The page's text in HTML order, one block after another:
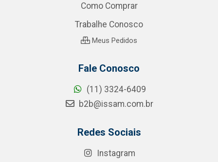
Como Comprar
Trabalhe Conosco
Meus Pedidos
Fale Conosco
(11) 3324-6409
b2b@issam.com.br
Redes Sociais
Instagram